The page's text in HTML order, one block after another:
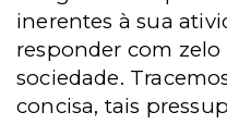
inerentes à sua
responder com zelo
sociedade.
concisa, tais